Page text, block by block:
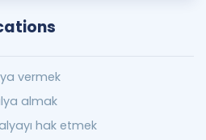
vermek
almak
hak etmek